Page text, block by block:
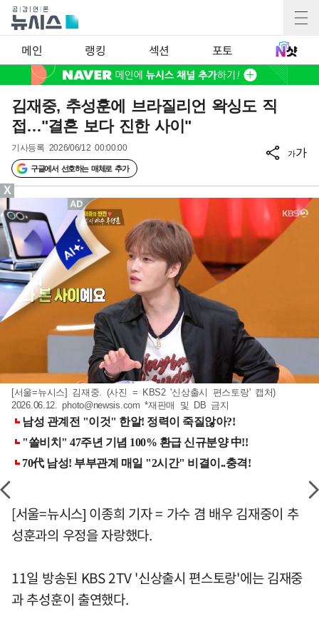
메인 랭킹 섹션 포토
김재중, 추성훈에 브라질리언 왁싱도 직
접…"결혼 보다 진한 사이"
기사등록 2026/06/12 00:00:00
구글에서 선호하는 매체로 추가
가가
[서울=뉴시스] 김재중. (사진 = KBS2 '신상출시 편스토랑' 캡처)
2026.06.12.photo@newsis.com *재판매 및 DB 금지
[서울=뉴시스] 이종희 기자 = 가수 겸 배우 김재중이 추
성훈과의 우정을 자랑했다.
11일 방송된 KBS 2TV '신상출시 편스토랑'에는 김재중
과 추성훈이 출연했다.
X